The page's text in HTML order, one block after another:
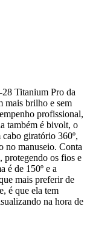
28 Titanium Pro da
mais brilho e sem
profissional,
também é bivolt, o
giratório 360º,
no manuseio. Conta
protegendo os fios e
é de 150º e a
mais preferir de
é que ela tem
na hora de